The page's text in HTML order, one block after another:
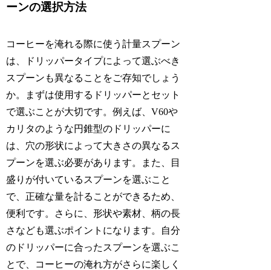
ーンの選択方法
コーヒーを淹れる際に使う計量スプーン
は、ドリッパータイプによって選ぶべき
スプーンも異なることをご存知でしょう
か。まずは使用するドリッパーとセット
で選ぶことが大切です。例えば、V60や
カリタのような円錐型のドリッパーに
は、穴の形状によって大きさの異なるス
プーンを選ぶ必要があります。また、目
盛りが付いているスプーンを選ぶこと
で、正確な量を計ることができるため、
便利です。さらに、形状や素材、柄の長
さなども選ぶポイントになります。自分
のドリッパーに合ったスプーンを選ぶこ
とで、コーヒーの淹れ方がさらに楽しく